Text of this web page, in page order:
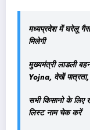
मध्यप्रदेश में घरेलू
मिलेगी
मुख्यमंत्री लाडली
Yojna, देखें
सभी किसानो के
लिस्ट नाम चेक करें